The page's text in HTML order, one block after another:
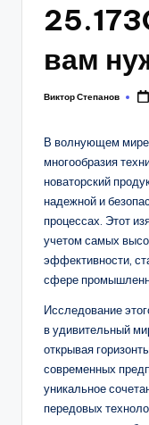
вам
Posted
Виктор Степанов
В волнующем
многообразия
новаторский
надежной и
процессах. Этот
учетом самых
эффективности,
сфере
Исследование
в удивительный
открывая
современных
уникальное
передовых